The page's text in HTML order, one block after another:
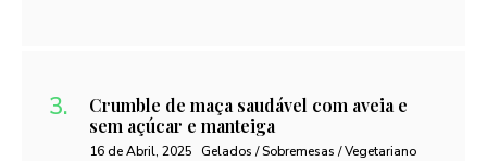
Crumble de maça saudável com aveia e
sem açúcar e manteiga
16 de Abril, 2025 Gelados / Sobremesas / Vegetariano